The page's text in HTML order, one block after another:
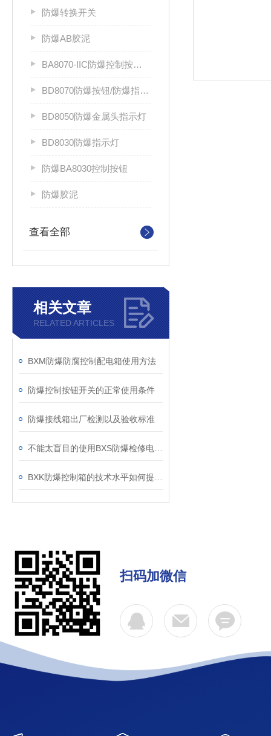
防爆转换开关
防爆AB胶泥
BA8070-IIC防爆控制按钮转换开关/防爆按钮钥匙开关
BD8070防爆按钮/防爆指示灯
BD8050防爆金属头指示灯
BD8030防爆指示灯
防爆BA8030控制按钮
防爆胶泥
查看全部
相关文章
RELATED ARTICLES
BXM防爆防腐控制配电箱使用方法
防爆控制按钮开关的正常使用条件
防爆接线箱出厂检测以及验收标准
扫码加微信